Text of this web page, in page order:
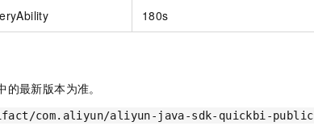
180s
的最新版本为准。
com.aliyun/aliyun-java-sdk-quickbi-public